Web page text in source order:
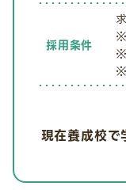
採用条件
※
※
※
現在養成校で